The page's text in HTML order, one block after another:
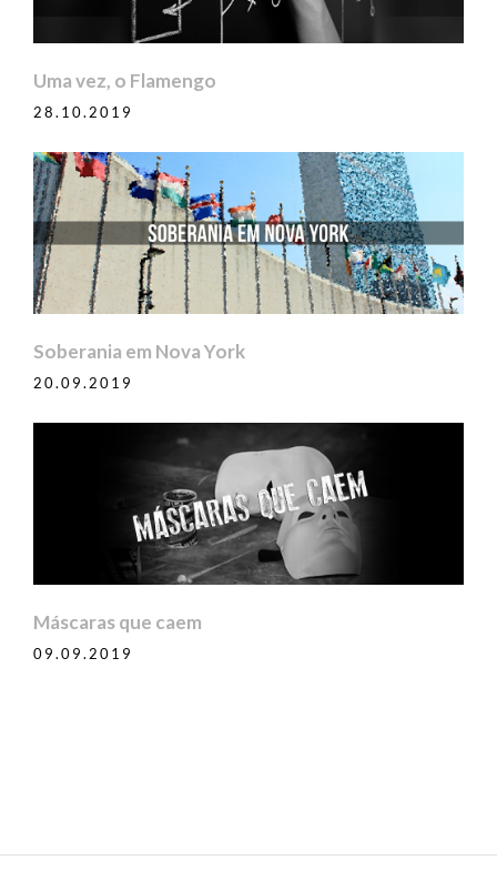
Uma vez, o Flamengo
28.10.2019
Soberania em Nova York
20.09.2019
Máscaras que caem
09.09.2019